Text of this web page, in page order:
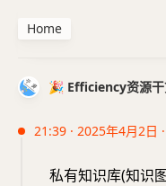
🎉 Efficiency资源干
21:39 · 2025年4月2日
私有知识库(知识
Home